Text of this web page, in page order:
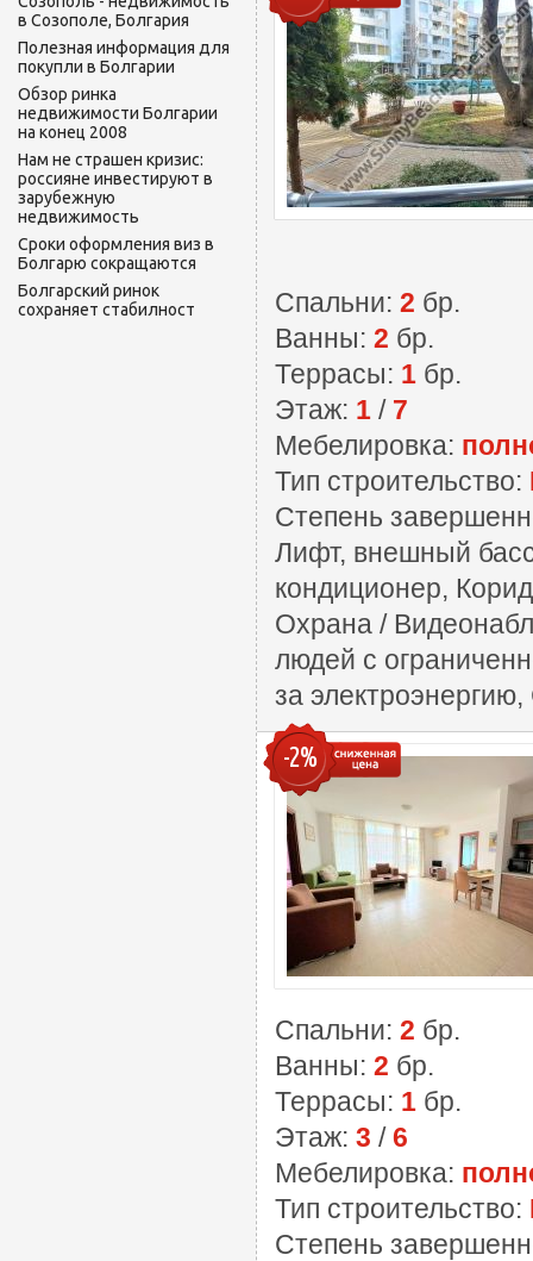
в Созополе, Болгария
Полезная информация для
покупли в Болгарии
Обзор ринка
недвижимости Болгарии
на конец 2008
Нам не страшен кризис:
россияне инвестируют в
зарубежную
недвижимость
Сроки оформления виз в
Болгарю сокращаются
Болгарский ринок
сохраняет стабилност
Спальни: 2 бр.
Ванны: 2 бр.
Террасы: 1 бр.
Этаж: 1 / 7
Мебелировка:
Тип строительство:
Степень
Лифт, внешный
кондиционер,
Охрана /
людей с
за
-2%
Спальни: 2 бр.
Ванны: 2 бр.
Террасы: 1 бр.
Этаж: 3 /6
Мебелировка:
Тип строительство:
Степень